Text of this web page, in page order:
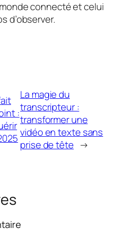
connecté et celui
d’observer.
:
La magie du
transcripteur :
transformer une
vidéo en texte sans
prise de tête →